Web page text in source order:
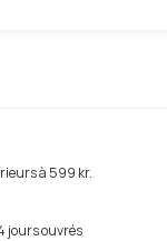
à 599 kr.
jours ouvrés